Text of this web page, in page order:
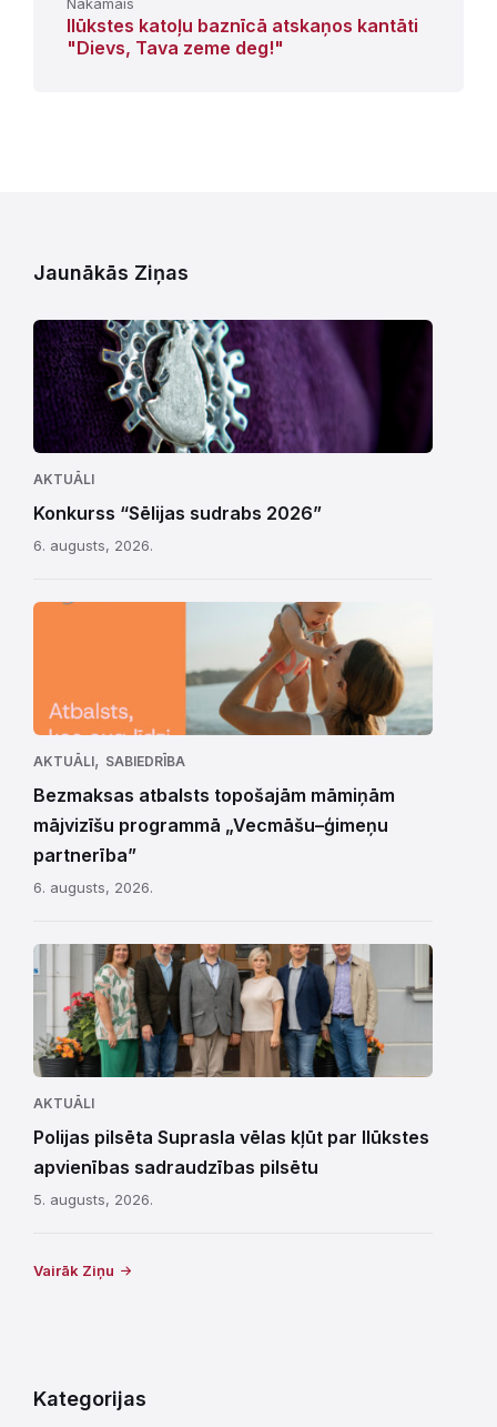
Ilūkstes katoļu baznīcā atskaņos kantāti
"Dievs, Tava zeme deg!"
Jaunākās Ziņas
AKTUĀLI
Konkurss “Sēlijas sudrabs 2026”
6. augusts, 2026.
AKTUĀLI, SABIEDRĪBA
Bezmaksas atbalsts topošajām māmiņām
mājvizīšu programmā „Vecmāšu–ģimeņu
partnerība”
6. augusts, 2026.
AKTUĀLI
Polijas pilsēta Suprasla vēlas kļūt par Ilūkstes
apvienības sadraudzības pilsētu
5. augusts, 2026.
Vairāk Ziņu
Kategorijas